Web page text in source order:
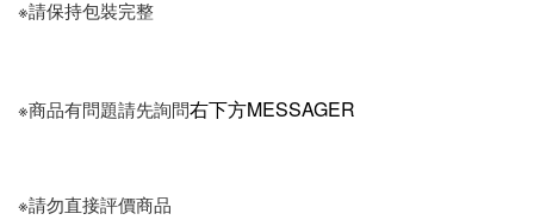
※請保持包裝完整
※商品有問題請先詢問右下方MESSAGER
※請勿直接評價商品